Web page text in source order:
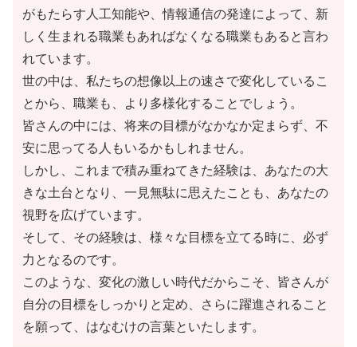
がもたらす人工知能や、情報通信の発達によって、新
しく生まれる職業もあればなくなる職業もあると言わ
れています。
世の中は、私たちの想像以上の速さで変化しているこ
とから、職業も、より多様化することでしょう。
皆さんの中には、将来の目標がなかなか定まらず、不
安に思ってる人もいるかもしれません。
しかし、これまで積み重ねてきた経験は、あなたの大
きな土台となり、一見無駄に思えたことも、あなたの
視野を広げています。
そして、その経験は、様々な目標を立てる時に、必ず
力となるのです。
このような、変化の激しい時代だからこそ、皆さんが
自分の目標をしっかりと定め、さらに躍進されること
を願って、はなむけの言葉といたします。